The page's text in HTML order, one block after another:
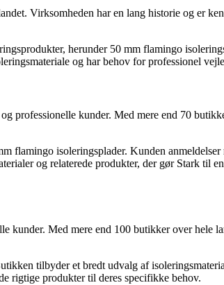
Virksomheden har en lang historie og er
herunder 50 mm flamingo
og har behov for professionel
professionelle kunder. Med mere end 70
flamingo isoleringsplader. Kunden
og relaterede produkter, der gør Stark til
kunder. Med mere end 100 butikker over
tilbyder et bredt udvalg af
rigtige produkter til deres specifikke behov.